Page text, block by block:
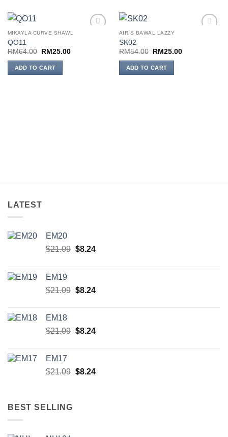
MIKAYLA CURVE SHAWL
QO11
RM64.00
Original
was:
RM64.00.
RM 25.00Current
ADD TO CART
AIRIS BAWAL LAZZY
SK02
RM54.00
Original
was:
RM54.00.
RM 25.00Current
ADD TO CART
LATEST
EM20
$21.09 Original
$8.24Current
EM19
$21.09 Original
$8.24Current
EM18
$21.09 Original
$8.24Current
EM17
$21.09 Original
$8.24Current
BEST SELLING